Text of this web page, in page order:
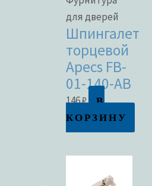
для дверей
Шпингалет
торцевой
Apecs FB-
01-140-AB
146₽
В
КОРЗИНУ